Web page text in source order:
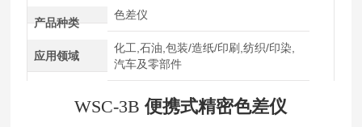
产品种类
色差仪
应用领域
化工,石油,包装/造纸/印刷,纺织/印染,
汽车及零部件
WSC-3B便携式精密色差仪